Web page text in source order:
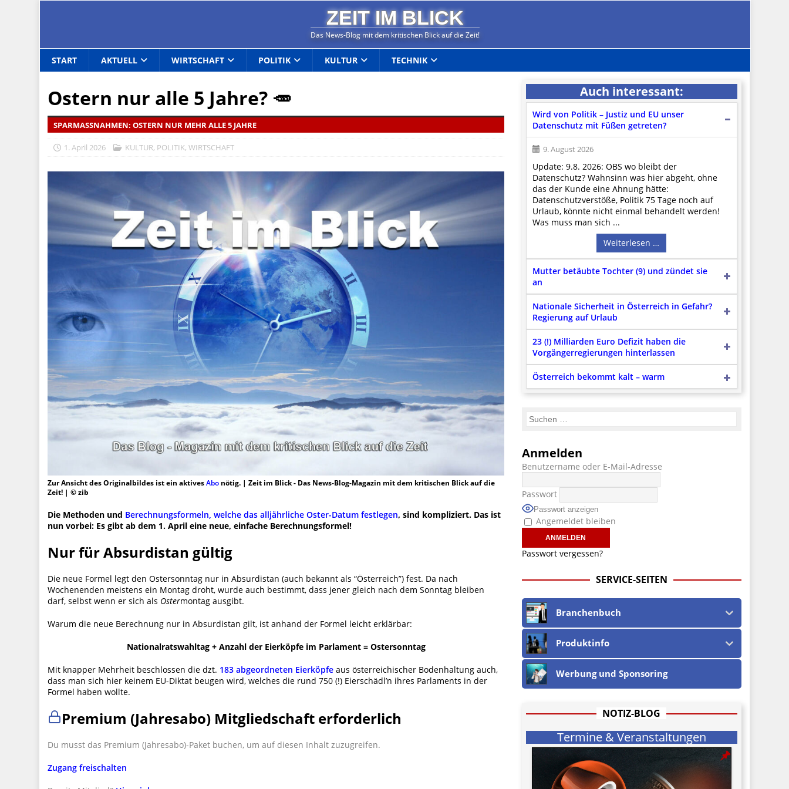
ZEIT IM BLICK
Das News-Blog mit dem kritischen Blick auf die Zeit!
START AKTUELL WIRTSCHAFT POLITIK KULTUR TECHNIK
Ostern nur alle 5 Jahre? 🥕
SPARMASSNAHMEN: OSTERN NUR MEHR ALLE 5 JAHRE
1. April 2026 KULTUR, POLITIK,WIRTSCHAFT
Zur Ansicht des Originalbildes ist ein aktivesAbo nötig. | Zeit im Blick - Das News-Blog-Magazin mit dem kritischen Blick auf die
Zeit! | © zib
Die Methoden und Berechnungsformeln, welche das alljährliche Oster-Datum festlegen, sind kompliziert. Das ist
nun vorbei: Es gibt ab dem 1. April eine neue, einfache Berechnungsformel!
Nur für Absurdistan gültig
Die neue Formel legt den Ostersonntag nur in Absurdistan (auch bekannt als “Österreich”) fest. Da nach
Wochenenden meistens ein Montag droht, wurde auch bestimmt, dass jener gleich nach dem Sonntag bleiben
darf, selbst wenn er sich als Ostermontag ausgibt.
Warum die neue Berechnung nur in Absurdistan gilt, ist anhand der Formel leicht erklärbar:
Nationalratswahltag + Anzahl der Eierköpfe im Parlament = Ostersonntag
Mit knapper Mehrheit beschlossen die dzt. 183 abgeordneten Eierköpfe aus österreichischer Bodenhaltung auch,
dass man sich hier keinem EU-Diktat beugen wird, welches die rund 750 (!) Eierschädl’n ihres Parlaments in der
Formel haben wollte.
Premium (Jahresabo) Mitgliedschaft erforderlich
Du musst das Premium (Jahresabo)-Paket buchen, um auf diesen Inhalt zuzugreifen.
Zugang freischalten
Auch interessant:
Wird von Politik – Justiz und EU unser
Datenschutz mit Füßen getreten?
9. August 2026
Update: 9.8. 2026: OBS wo bleibt der
Datenschutz? Wahnsinn was hier abgeht, ohne
das der Kunde eine Ahnung hätte:
Datenschutzverstöße, Politik 75 Tage noch auf
Urlaub, könnte nicht einmal behandelt werden!
Was muss man sich ...
Weiterlesen …
Mutter betäubte Tochter (9) und zündet sie
an
Nationale Sicherheit in Österreich in Gefahr?
Regierung auf Urlaub
23 (!) Milliarden Euro Defizit haben die
Vorgängerregierungen hinterlassen
Österreich bekommt kalt – warm
Anmelden
Benutzername oder E-Mail-Adresse
Passwort
Passwort anzeigen
Angemeldet bleiben
Passwort vergessen?
SERVICE-SEITEN
Branchenbuch
Produktinfo
Werbung und Sponsoring
NOTIZ-BLOG
Termine & Veranstaltungen